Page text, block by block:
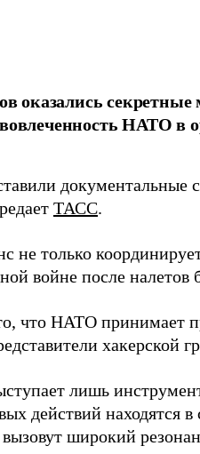
оказались
НАТО в
документальные
ТАСС.
не только
войне после налетов
что НАТО принимает
хакерской
лишь
действий находятся
широкий